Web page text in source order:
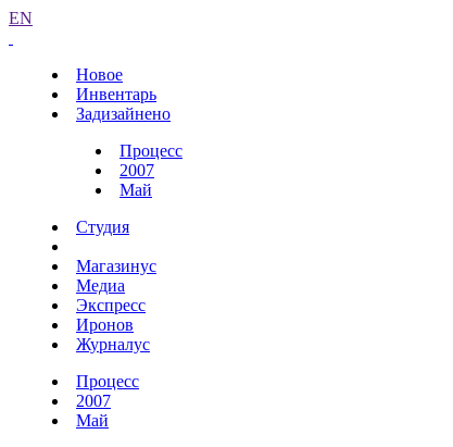
EN
Новое
Инвентарь
Задизайнено
Процесс
2007
Май
Студия
Магазинус
Медиа
Экспресс
Иронов
Журналус
Процесс
2007
Май